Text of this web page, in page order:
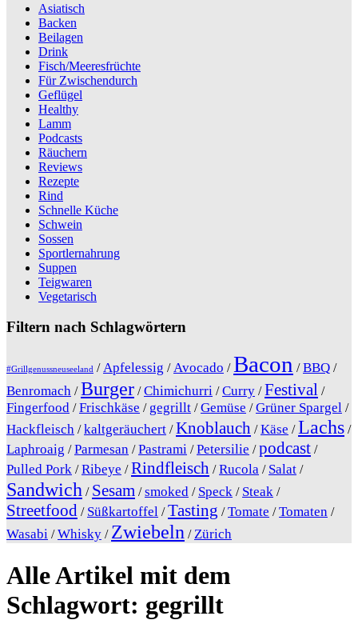
Asiatisch
Backen
Beilagen
Drink
Fisch/Meeresfrüchte
Für Zwischendurch
Geflügel
Healthy
Lamm
Podcasts
Räuchern
Reviews
Rezepte
Rind
Schnelle Küche
Schwein
Sossen
Sportlernahrung
Suppen
Teigwaren
Vegetarisch
Filtern nach Schlagwörtern
#Grillgenussneuseeland /Apfelessig /Avocado /Bacon /BBQ /
Benromach /Burger /Chimichurri /Curry /Festival /
Fingerfood /Frischkäse / gegrillt /Gemüse /Grüner Spargel /
Hackfleisch /kaltgeräuchert /Knoblauch /Käse /Lachs /
Laphroaig /Parmesan /Pastrami /Petersilie /podcast /
Pulled Pork /Ribeye /Rindfleisch /Rucola / Salat /
Sandwich / Sesam /smoked / Speck / Steak /
Streetfood / Süßkartoffel /Tasting /Tomate /Tomaten /
Wasabi /Whisky / Zwiebeln /Zürich
Alle Artikel mit dem
Schlagwort: gegrillt